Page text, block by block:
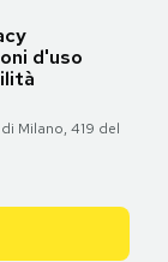
d'uso
Milano, 419 del